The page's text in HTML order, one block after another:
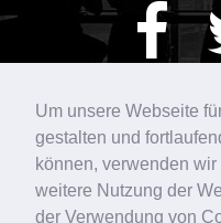
Um unsere Webseite
gestalten und
können, verwenden
weitere Nutzung der
der Verwendung von
420